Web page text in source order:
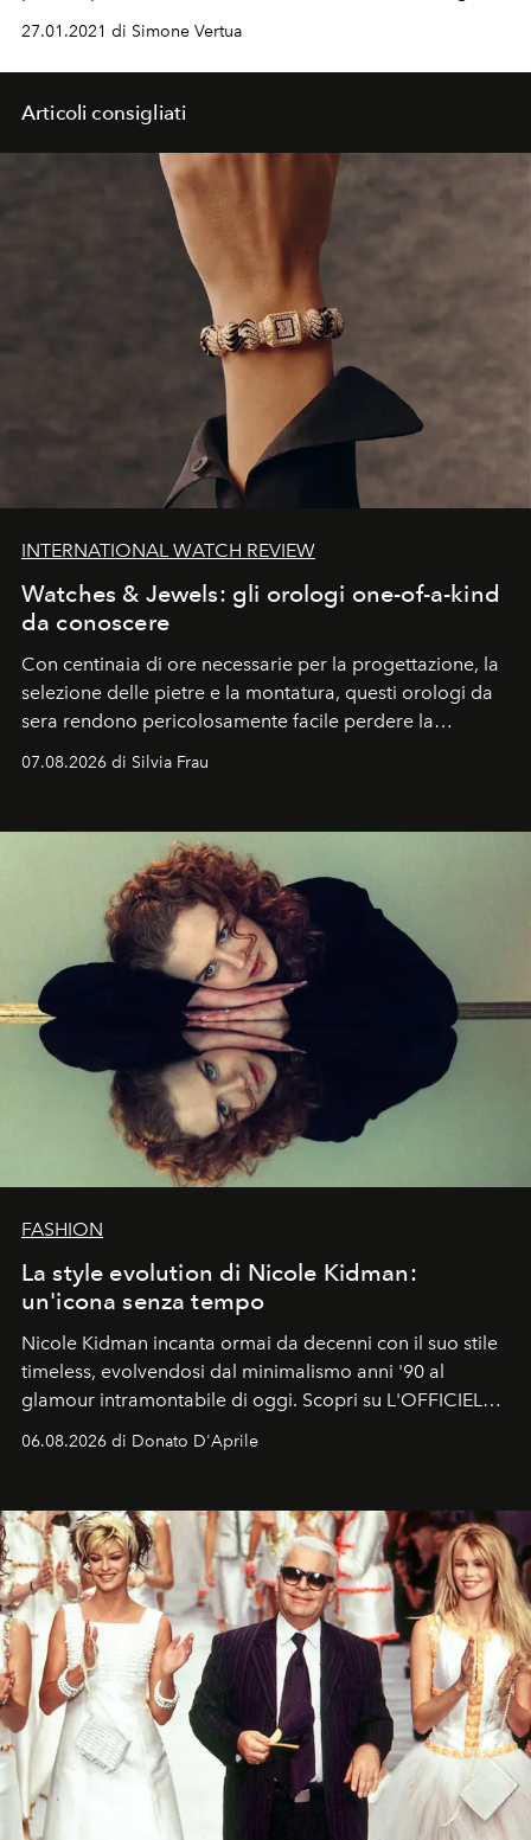
Wolf, Vanessa Bell e l'heritage della Maison.
27.01.2021 di Simone Vertua
Articoli consigliati
INTERNATIONAL WATCH REVIEW
Watches & Jewels: gli orologi one-of-a-kind
da conoscere
Con centinaia di ore necessarie per la progettazione, la
selezione delle pietre e la montatura, questi orologi da
sera rendono pericolosamente facile perdere la
cognizione del tempo. Ma con quadranti così
07.08.2026 di Silvia Frau
FASHION
La style evolution di Nicole Kidman:
un'icona senza tempo
Nicole Kidman incanta ormai da decenni con il suo stile
timeless, evolvendosi dal minimalismo anni '90 al
glamour intramontabile di oggi. Scopri su L'OFFICIEL
Italia la sua style evolution.
06.08.2026 di Donato D'Aprile